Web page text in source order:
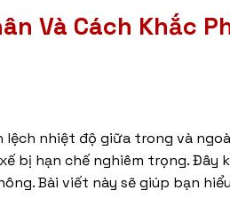
Và Cách Khắc
nhiệt độ giữa trong và
bị hạn chế nghiêm trọng. Đây
Bài viết này sẽ giúp bạn